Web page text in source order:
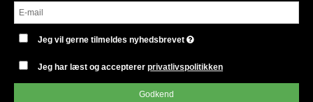
Jeg vil gerne tilmeldes nyhedsbrevet
Jeg har læst og acceptererprivatlivspolitikken
Godkend